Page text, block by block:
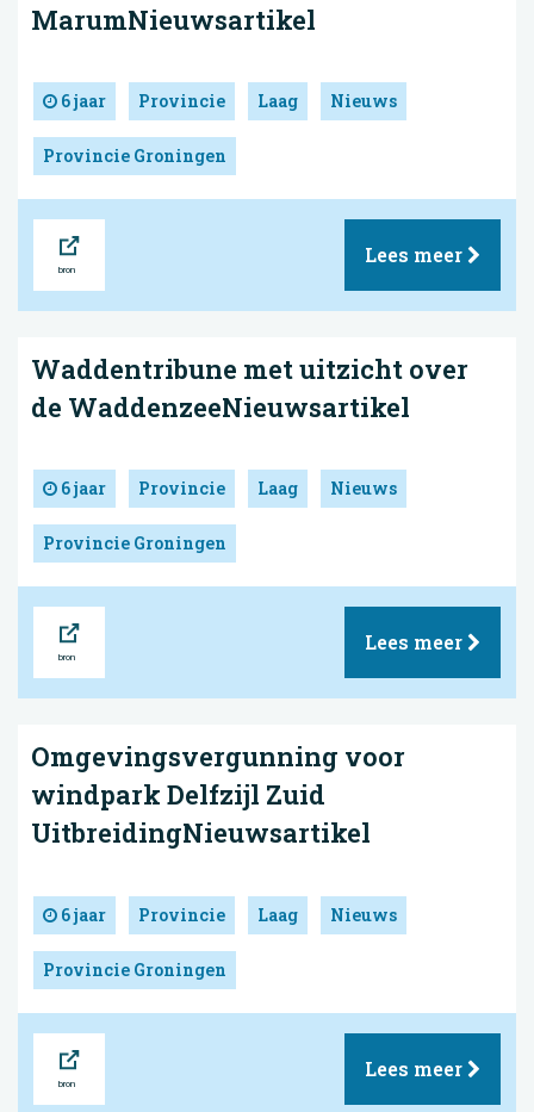
MarumNieuwsartikel
6 jaar Provincie Laag Nieuws
Provincie Groningen
Lees meer
Waddentribune met uitzicht over
de WaddenzeeNieuwsartikel
6 jaar Provincie Laag Nieuws
Provincie Groningen
Lees meer
Omgevingsvergunning voor
windpark Delfzijl Zuid
UitbreidingNieuwsartikel
6 jaar Provincie Laag Nieuws
Provincie Groningen
Lees meer